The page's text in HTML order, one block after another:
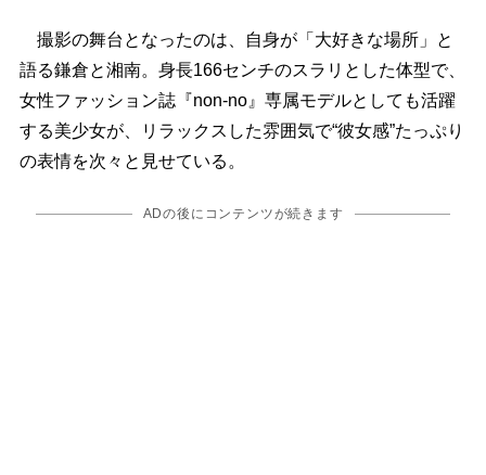
撮影の舞台となったのは、自身が「大好きな場所」と
語る鎌倉と湘南。身長166センチのスラリとした体型で、
女性ファッション誌『non-no』専属モデルとしても活躍
する美少女が、リラックスした雰囲気で“彼女感”たっぷり
の表情を次々と見せている。
ADの後にコンテンツが続きます